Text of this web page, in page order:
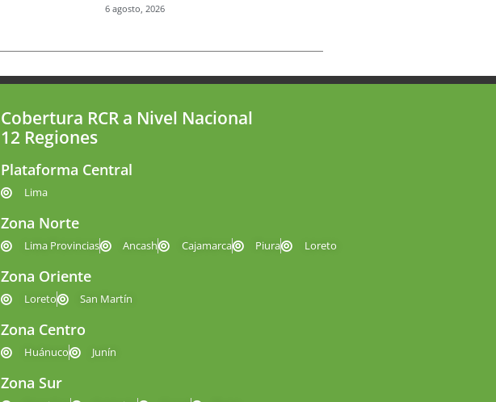
6 agosto, 2026
Cobertura RCR a Nivel Nacional
12 Regiones
Plataforma Central
Lima
Zona Norte
Lima Provincias Ancash Cajamarca Piura Loreto
Zona Oriente
Loreto San Martín
Zona Centro
Huánuco Junín
Zona Sur